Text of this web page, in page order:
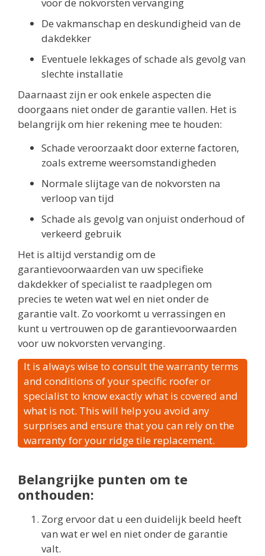
voor de nokvorsten vervanging
De vakmanschap en deskundigheid van de
dakdekker
Eventuele lekkages of schade als gevolg van
slechte installatie
Daarnaast zijn er ook enkele aspecten die
doorgaans niet onder de garantie vallen. Het is
belangrijk om hier rekening mee te houden:
Schade veroorzaakt door externe factoren,
zoals extreme weersomstandigheden
Normale slijtage van de nokvorsten na
verloop van tijd
Schade als gevolg van onjuist onderhoud of
verkeerd gebruik
Het is altijd verstandig om de
garantievoorwaarden van uw specifieke
dakdekker of specialist te raadplegen om
precies te weten wat wel en niet onder de
garantie valt. Zo voorkomt u verrassingen en
kunt u vertrouwen op de garantievoorwaarden
voor uw nokvorsten vervanging.
It is always wise to consult the warranty terms
and conditions of your specific roofer or
specialist to know exactly what is covered and
what is not. This will help you avoid any
surprises and ensure that you can rely on the
warranty for your ridge tile replacement.
Belangrijke punten om te
onthouden:
Zorg ervoor dat u een duidelijk beeld heeft
van wat er wel en niet onder de garantie
valt.